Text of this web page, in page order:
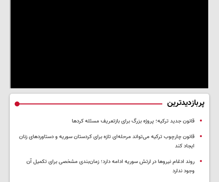
پربازدیدترین
قانون جدید ترکیه؛ پروژه بزرگ‌ برای بازتعریف مسئله کردها
قانون چارچوب ترکیه می‌تواند مرحله‌ای تازه برای کردستان سوریه و دستاوردهای زنان
ایجاد کند
روند ادغام نیروها در ارتش سوریه ادامه دارد؛ زمان‌بندی مشخصی برای تکمیل آن
وجود ندارد